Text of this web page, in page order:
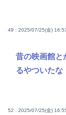
49 : 2025/07/25(金)
昔の映画館と
るやついたな
52 : 2025/07/25(金)